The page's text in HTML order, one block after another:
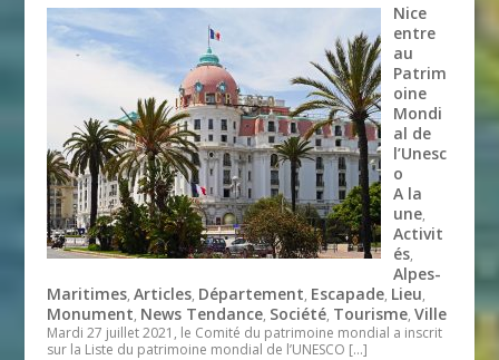
Nice
entre
au
Patrim
oine
Mondi
al de
l’Unesc
o
A la
une,
Activit
és,
Alpes-
Maritimes,Articles, Département, Escapade, Lieu,
Monument, News Tendance, Société, Tourisme,Ville
Mardi 27 juillet 2021, le Comité du patrimoine mondial a inscrit
sur la Liste du patrimoine mondial de l’UNESCO […]